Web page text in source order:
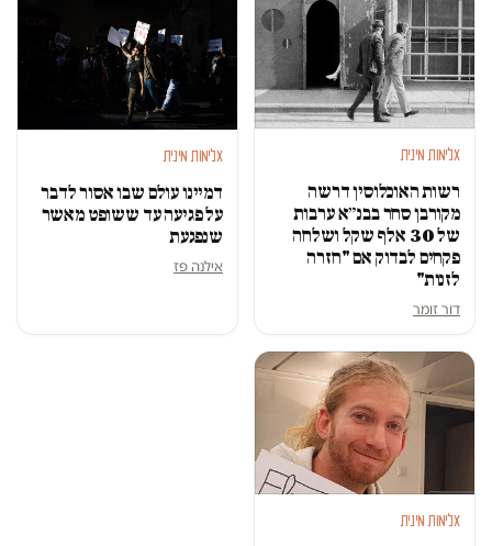
אלימות מינית
רשות האוכלוסין דרשה
מקורבן סחר בבנ״א ערבות
של 30 אלף שקל ושלחה
פקחים לבדוק אם "חזרה
לזנות"
דור זומר
אלימות מינית
דמיינו עולם שבו אסור לדבר
על פגיעה עד ששופט מאשר
שנפגעת
אילנה פז
אלימות מינית